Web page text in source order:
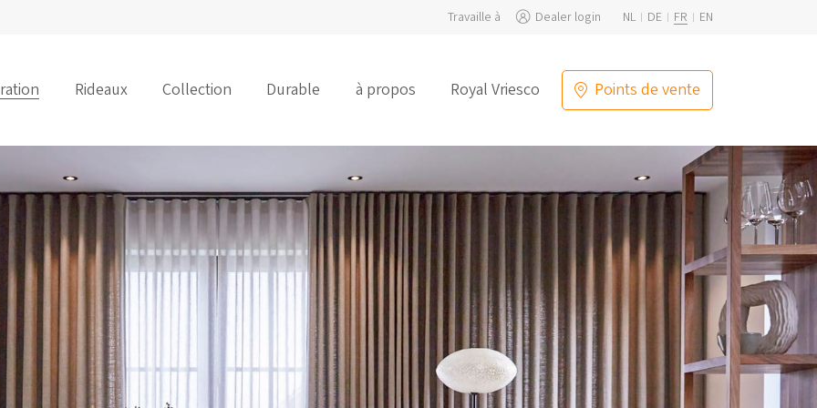
Travaille à Dealer login NL DE FR EN
Rideaux Collection Durable à propos Royal Vriesco Points de vente